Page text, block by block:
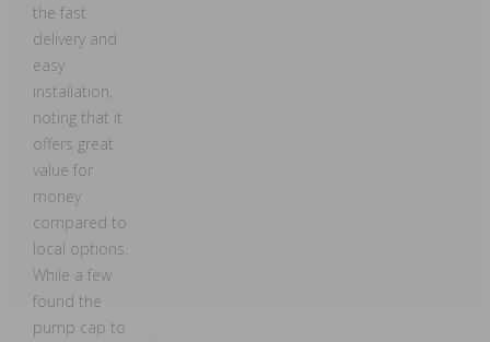
the fast
delivery and
easy
installation,
noting that it
offers great
value for
money
compared to
local options.
While a few
found the
pump cap to